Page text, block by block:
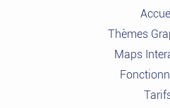
Thèmes
Maps